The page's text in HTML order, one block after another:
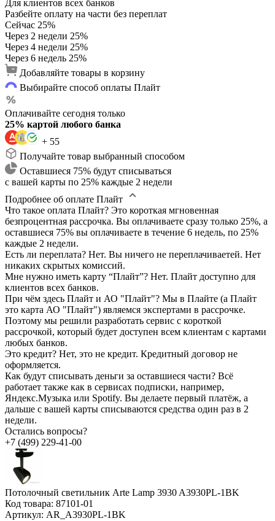
Для клиентов всех банков
Разбейте оплату на части без переплат
Сейчас 25%
Через 2 недели 25%
Через 4 недели 25%
Через 6 недель 25%
Добавляйте товары в корзину
Выбирайте способ оплаты Плайт
Оплачивайте сегодня только
25% картой любого банка
+ 55
Получайте товар выбранный способом
Оставшиеся 75% будут списываться
с вашей карты по 25% каждые 2 недели
Подробнее об оплате Плайт
Что такое оплата Плайт? Это короткая мгновенная
безпроцентная рассрочка. Вы оплачиваете сразу только 25%, а
оставшиеся 75% вы оплачиваете в течение 6 недель, по 25%
каждые 2 недели.
Есть ли переплата? Нет. Вы ничего не переплачиваетей. Нет
никаких скрытых комиссий.
Мне нужно иметь карту “Плайт”? Нет. Плайт доступно для
клиентов всех банков.
При чём здесь Плайт и АО "Плайт"? Мы в Плайте (а Плайт
это карта АО "Плайт") являемся экспертами в рассрочке.
Поэтому мы решили разработать сервис с короткой
рассрочкой, который будет доступен всем клиентам с картами
любых банков.
Это кредит? Нет, это не кредит. Кредитный договор не
оформляется.
Как будут списывать деньги за оставшиеся части? Всё
работает также как в сервисах подписки, например,
Яндекс.Музыка или Spotify. Вы делаете первый платёж, а
дальше с вашей карты списываются средства один раз в 2
недели.
Остались вопросы?
+7 (499) 229-41-00
Потолочный светильник Arte Lamp 3930 A3930PL-1BK
Код товара: 87101-01
Артикул: AR_A3930PL-1BK